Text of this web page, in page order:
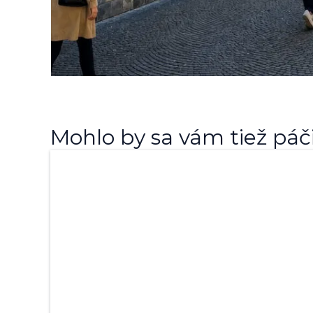
Mohlo by sa vám tiež